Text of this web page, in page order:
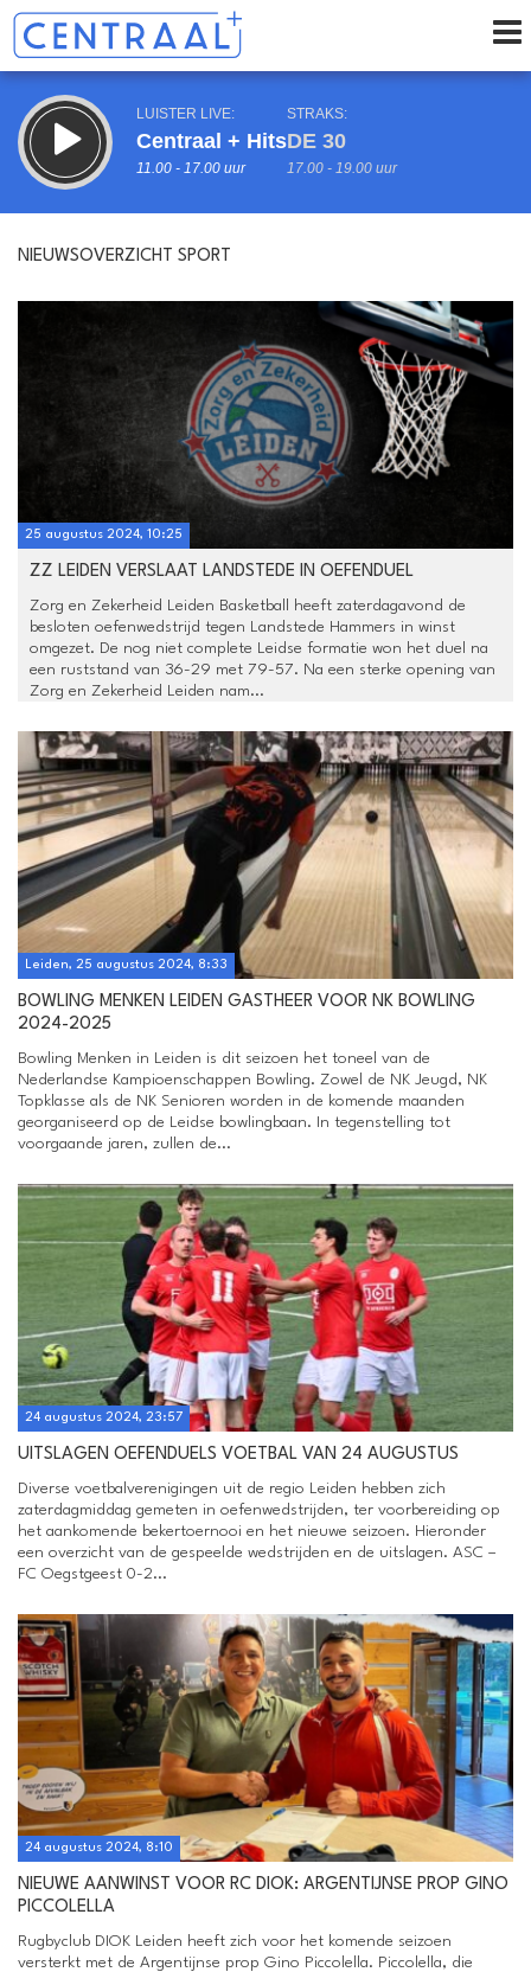
LUISTER LIVE:
Centraal + Hits
11.00 - 17.00 uur
STRAKS:
DE 30
17.00 - 19.00 uur
Vorig uur Volgend uur
NIEUWSOVERZICHT SPORT
25 augustus 2024, 10:25
ZZ LEIDEN VERSLAAT LANDSTEDE IN OEFENDUEL
Zorg en Zekerheid Leiden Basketball heeft zaterdagavond de
besloten oefenwedstrijd tegen Landstede Hammers in winst
omgezet. De nog niet complete Leidse formatie won het duel na
een ruststand van 36-29 met 79-57. Na een sterke opening van
Zorg en Zekerheid Leiden nam...
Leiden, 25 augustus 2024, 8:33
BOWLING MENKEN LEIDEN GASTHEER VOOR NK BOWLING
2024-2025
Bowling Menken in Leiden is dit seizoen het toneel van de
Nederlandse Kampioenschappen Bowling. Zowel de NK Jeugd, NK
Topklasse als de NK Senioren worden in de komende maanden
georganiseerd op de Leidse bowlingbaan. In tegenstelling tot
voorgaande jaren, zullen de...
24 augustus 2024, 23:57
UITSLAGEN OEFENDUELS VOETBAL VAN 24 AUGUSTUS
Diverse voetbalverenigingen uit de regio Leiden hebben zich
zaterdagmiddag gemeten in oefenwedstrijden, ter voorbereiding op
het aankomende bekertoernooi en het nieuwe seizoen. Hieronder
een overzicht van de gespeelde wedstrijden en de uitslagen. ASC –
FC Oegstgeest 0-2...
24 augustus 2024, 8:10
NIEUWE AANWINST VOOR RC DIOK: ARGENTIJNSE PROP GINO
PICCOLELLA
Rugbyclub DIOK Leiden heeft zich voor het komende seizoen
versterkt met de Argentijnse prop Gino Piccolella. Piccolella, die